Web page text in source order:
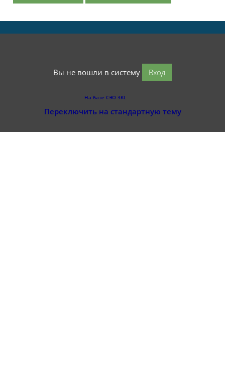
Вы не вошли в систему Вход
На базе СЭО 3KL
Переключить на стандартную тему